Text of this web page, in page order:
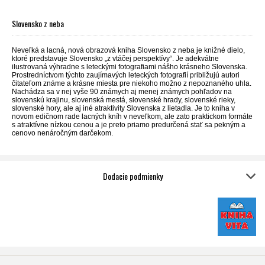
Slovensko z neba
Neveľká a lacná, nová obrazová kniha Slovensko z neba je knižné dielo,
ktoré predstavuje Slovensko „z vtáčej perspektívy“. Je adekvátne
ilustrovaná výhradne s leteckými fotografiami nášho krásneho Slovenska.
Prostredníctvom týchto zaujímavých leteckých fotografií približujú autori
čitateľom známe a krásne miesta pre niekoho možno z nepoznaného uhla.
Nachádza sa v nej vyše 90 známych aj menej známych pohľadov na
slovenskú krajinu, slovenská mestá, slovenské hrady, slovenské rieky,
slovenské hory, ale aj iné atraktivity Slovenska z lietadla. Je to kniha v
novom edičnom rade lacných kníh v neveľkom, ale zato praktickom formáte
s atraktívne nízkou cenou a je preto priamo predurčená stať sa pekným a
cenovo nenáročným darčekom.
Dodacie podmienky